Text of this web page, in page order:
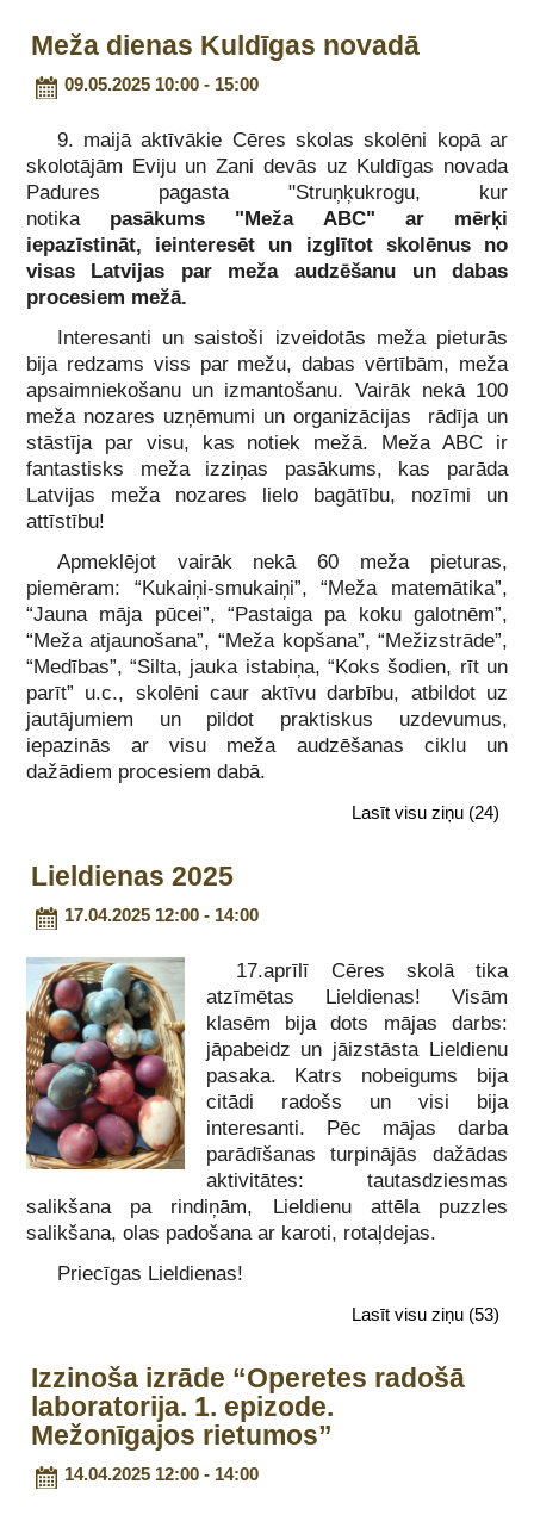
Meža dienas Kuldīgas novadā
09.05.2025 10:00 - 15:00
9. maijā aktīvākie Cēres skolas skolēni kopā ar
skolotājām Eviju un Zani devās uz Kuldīgas novada
Padures pagasta "Struņķukrogu, kur
notika pasākums "Meža ABC" ar mērķi
iepazīstināt, ieinteresēt un izglītot skolēnus no
visas Latvijas par meža audzēšanu un dabas
procesiem mežā.
Interesanti un saistoši izveidotās meža pieturās
bija redzams viss par mežu, dabas vērtībām, meža
apsaimniekošanu un izmantošanu. Vairāk nekā 100
meža nozares uzņēmumi un organizācijas rādīja un
stāstīja par visu, kas notiek mežā. Meža ABC ir
fantastisks meža izziņas pasākums, kas parāda
Latvijas meža nozares lielo bagātību, nozīmi un
attīstību!
Apmeklējot vairāk nekā 60 meža pieturas,
piemēram: “Kukaiņi-smukaiņi”, “Meža matemātika”,
“Jauna māja pūcei”, “Pastaiga pa koku galotnēm”,
“Meža atjaunošana”, “Meža kopšana”, “Mežizstrāde”,
“Medības”, “Silta, jauka istabiņa, “Koks šodien, rīt un
parīt” u.c., skolēni caur aktīvu darbību, atbildot uz
jautājumiem un pildot praktiskus uzdevumus,
iepazinās ar visu meža audzēšanas ciklu un
dažādiem procesiem dabā.
Lasīt visu ziņu (24)
Lieldienas 2025
17.04.2025 12:00 - 14:00
17.aprīlī Cēres skolā tika
atzīmētas Lieldienas! Visām
klasēm bija dots mājas darbs:
jāpabeidz un jāizstāsta Lieldienu
pasaka. Katrs nobeigums bija
citādi radošs un visi bija
interesanti. Pēc mājas darba
parādīšanas turpinājās dažādas
aktivitātes: tautasdziesmas
salikšana pa rindiņām, Lieldienu attēla puzzles
salikšana, olas padošana ar karoti, rotaļdejas.
Priecīgas Lieldienas!
Lasīt visu ziņu (53)
Izzinoša izrāde “Operetes radošā
laboratorija. 1. epizode.
Mežonīgajos rietumos”
14.04.2025 12:00 - 14:00